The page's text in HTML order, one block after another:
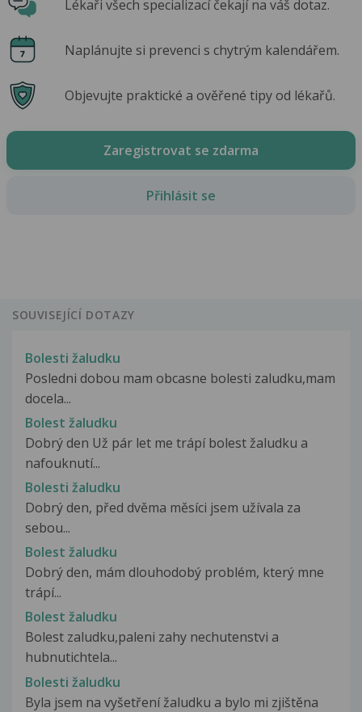
Lékaři všech specializací čekají na váš dotaz.
Naplánujte si prevenci s chytrým kalendářem.
Objevujte praktické a ověřené tipy od lékařů.
Zaregistrovat se zdarma
Přihlásit se
SOUVISEJÍCÍ DOTAZY
Bolesti žaludku
Posledni dobou mam obcasne bolesti zaludku,mam
docela...
Bolest žaludku
Dobrý den Už pár let me trápí bolest žaludku a
nafouknutí...
Bolesti žaludku
Dobrý den, před dvěma měsíci jsem užívala za
sebou...
Bolest žaludku
Dobrý den, mám dlouhodobý problém, který mne
trápí...
Bolest žaludku
Bolest zaludku,paleni zahy nechutenstvi a
hubnutichtela...
Bolesti žaludku
Byla jsem na vyšetření žaludku a bylo mi zjištěna